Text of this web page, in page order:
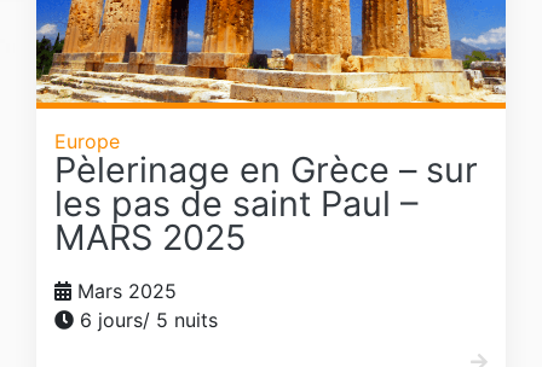
Europe
Pèlerinage en Grèce – sur
les pas de saint Paul –
MARS 2025
Mars 2025
6 jours/ 5 nuits